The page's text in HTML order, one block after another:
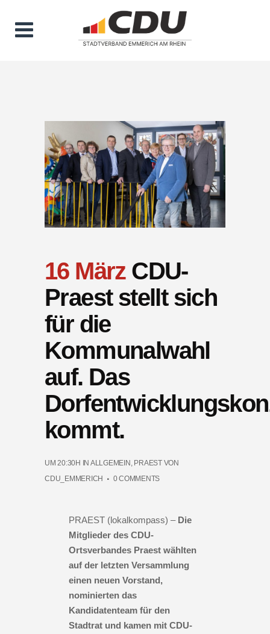
16 MärzCDU-
Praest stellt sich
für die
Kommunalwahl
auf. Das
kommt.
UM 20:30H IN ALLGEMEIN PRAEST VON
CDU_EMMERICH
0 COMMENTS
PRAEST (lokalkompass) – Die
Mitglieder des CDU-
Ortsverbandes Praest wählten
auf der letzten Versammlung
einen neuen Vorstand,
nominierten das
Kandidatenteam für den
Stadtrat und kamen mit CDU-